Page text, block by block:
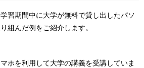
習期間中に大学が無料で貸し出したパソ
組んだ例をご紹介します。
ホを利用して大学の講義を受講していま